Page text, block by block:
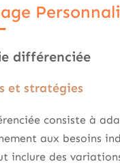
différenciée
et stratégies
consiste à
aux besoins
inclure des